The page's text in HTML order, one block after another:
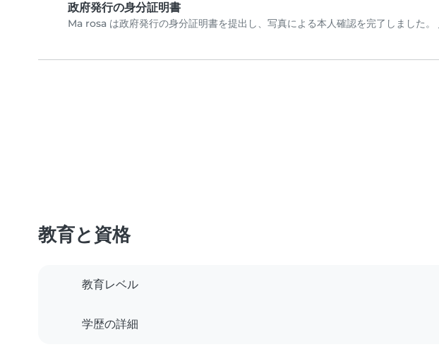
政府発行の身分証明書
Ma rosa は政府発行の身分証明書を提出し、写真による本人確認を完了しました。
教育と資格
教育レベル
学歴の詳細